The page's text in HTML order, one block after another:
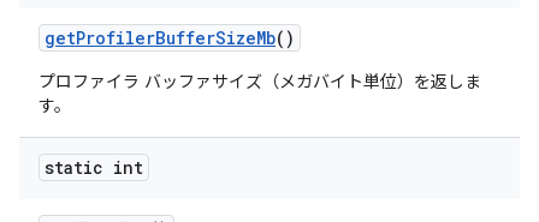
getProfilerBufferSizeMb()
プロファイラ バッファサイズ（メガバイト単位）を返しま
す。
static int